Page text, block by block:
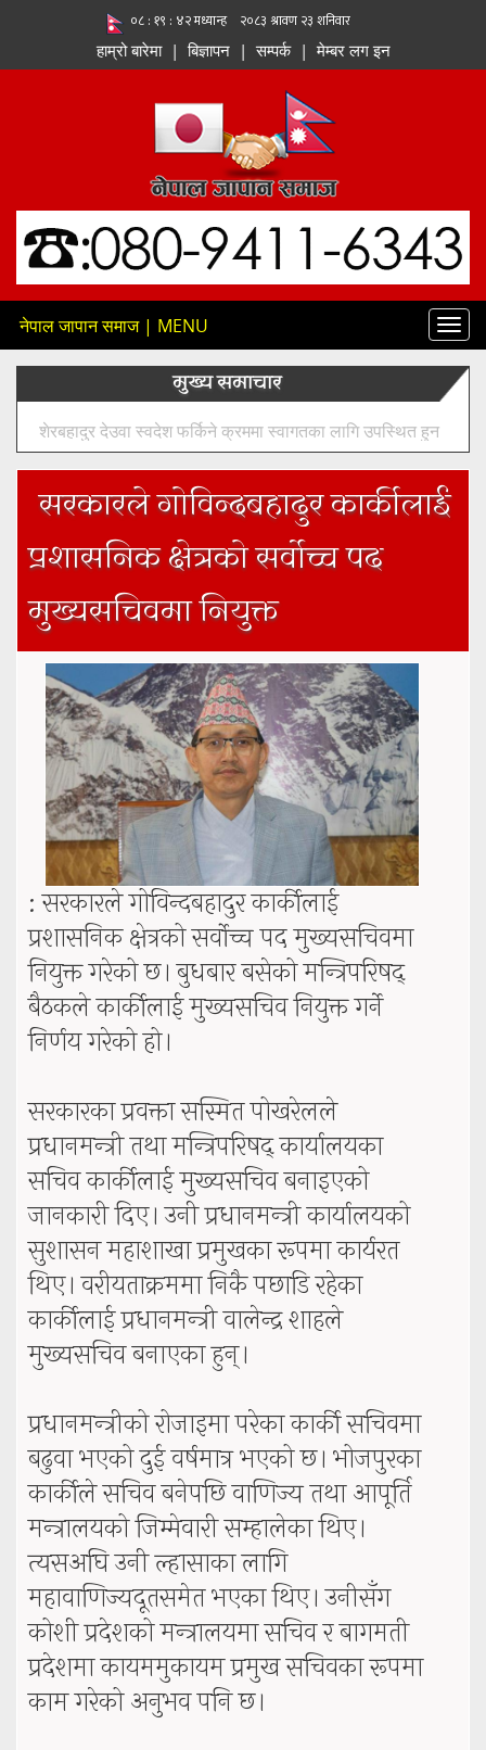
हाम्रो बारेमा | बिज्ञापन | सम्पर्क | मेम्बर लग इन
नेपाल जापान समाज | MENU
मुख्य समाचार
शेरबहादुर देउवा स्वदेश फर्किने क्रममा स्वागतका लागि उपस्थित हुन
नेता–कार्यकर्ताहरूलाई आह्वान
सरकारले गोविन्दबहादुर कार्कीलाई
प्रशासनिक क्षेत्रको सर्वोच्च पद
मुख्यसचिवमा नियुक्त
: सरकारले गोविन्दबहादुर कार्कीलाई
प्रशासनिक क्षेत्रको सर्वोच्च पद मुख्यसचिवमा
नियुक्त गरेको छ। बुधबार बसेको मन्त्रिपरिषद्
बैठकले कार्कीलाई मुख्यसचिव नियुक्त गर्ने
निर्णय गरेको हो।
सरकारका प्रवक्ता सस्मित पोखरेलले
प्रधानमन्त्री तथा मन्त्रिपरिषद् कार्यालयका
सचिव कार्कीलाई मुख्यसचिव बनाइएको
जानकारी दिए। उनी प्रधानमन्त्री कार्यालयको
सुशासन महाशाखा प्रमुखका रूपमा कार्यरत
थिए। वरीयताक्रममा निकै पछाडि रहेका
कार्कीलाई प्रधानमन्त्री वालेन्द्र शाहले
मुख्यसचिव बनाएका हुन्।
प्रधानमन्त्रीको रोजाइमा परेका कार्की सचिवमा
बढुवा भएको दुई वर्षमात्र भएको छ। भोजपुरका
कार्कीले सचिव बनेपछि वाणिज्य तथा आपूर्ति
मन्त्रालयको जिम्मेवारी सम्हालेका थिए।
त्यसअघि उनी ल्हासाका लागि
महावाणिज्यदूतसमेत भएका थिए। उनीसँग
कोशी प्रदेशको मन्त्रालयमा सचिव र बागमती
प्रदेशमा कायममुकायम प्रमुख सचिवका रूपमा
काम गरेको अनुभव पनि छ।